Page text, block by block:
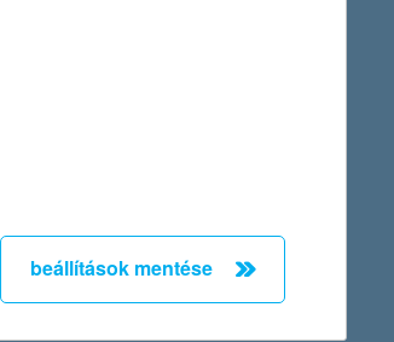
beállítások mentése